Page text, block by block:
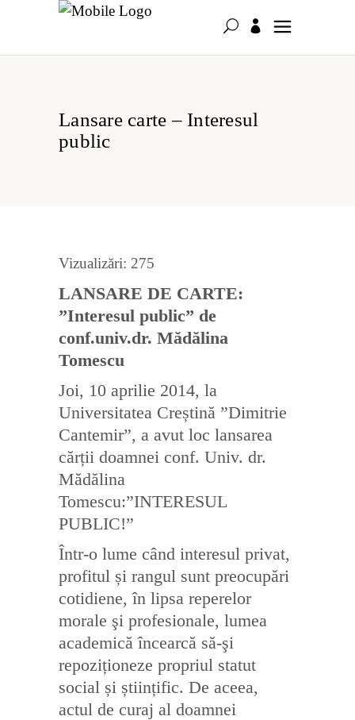
Lansare carte – Interesul
public
Vizualizări: 275
LANSARE DE CARTE:
”Interesul public” de
conf.univ.dr. Mădălina
Tomescu
Joi, 10 aprilie 2014, la
Universitatea Creștină ”Dimitrie
Cantemir”, a avut loc lansarea
cărții doamnei conf. Univ. dr.
Mădălina
Tomescu:”INTERESUL
PUBLIC!”
Într-o lume când interesul privat,
profitul și rangul sunt preocupări
cotidiene, în lipsa reperelor
morale şi profesionale, lumea
academică încearcă să-şi
repoziționeze propriul statut
social și științific. De aceea,
actul de curaj al doamnei